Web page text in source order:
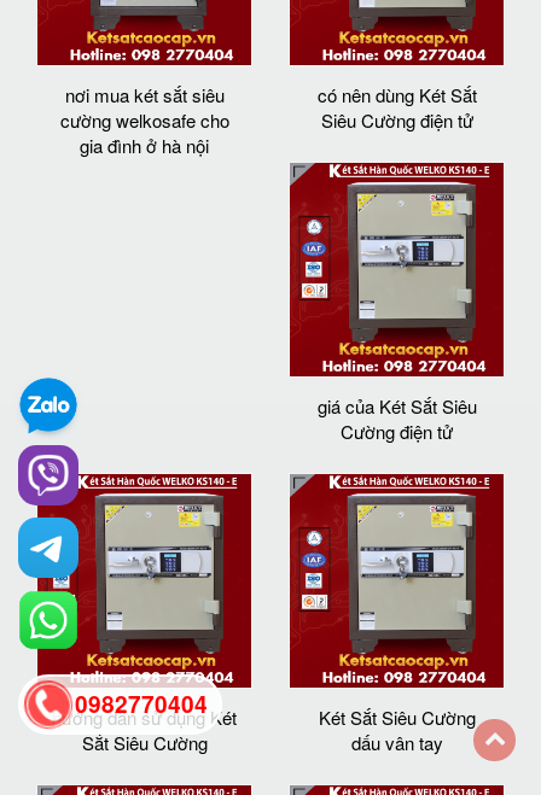
nơi mua két sắt siêu
cường welkosafe cho
gia đình ở hà nội
có nên dùng Két Sắt
Siêu Cường điện tử
giá của Két Sắt Siêu
Cường điện tử
hướng dẫn sử dụng Két
Sắt Siêu Cường
Két Sắt Siêu Cường
dấu vân tay
0982770404